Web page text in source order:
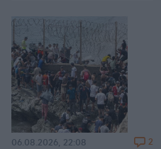
06.08.2026, 22:08 2